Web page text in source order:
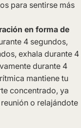
para sentirse más
en forma de
4 segundos,
exhala durante 4
durante 4
mantiene tu
concentrado, ya
o relajándote